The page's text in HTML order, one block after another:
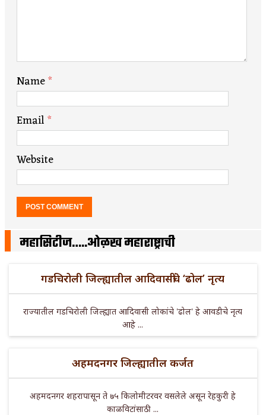
Name*
Email*
Website
महासिटीज…..ओळख महाराष्ट्राची
गडचिरोली जिल्ह्यातील आदिवासींचे ‘ढोल’ नृत्य
राज्यातील गडचिरोली जिल्ह्यात आदिवासी लोकांचे 'ढोल' हे आवडीचे नृत्य
आहे ...
अहमदनगर जिल्ह्यातील कर्जत
अहमदनगर शहरापासून ते ७५ किलोमीटरवर वसलेले असून रेहकुरी हे
काळविटांसाठी ...